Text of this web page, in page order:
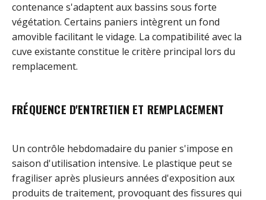
contenance s'adaptent aux bassins sous forte
végétation. Certains paniers intègrent un fond
amovible facilitant le vidage. La compatibilité avec la
cuve existante constitue le critère principal lors du
remplacement.
FRÉQUENCE D'ENTRETIEN ET REMPLACEMENT
Un contrôle hebdomadaire du panier s'impose en
saison d'utilisation intensive. Le plastique peut se
fragiliser après plusieurs années d'exposition aux
produits de traitement, provoquant des fissures qui